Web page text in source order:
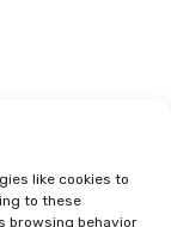
like cookies to
to these
browsing behavior
le manga à
Afrique de